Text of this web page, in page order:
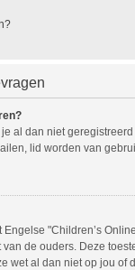
al dan niet
lid worden van
Engelse "Children’s
van de ouders. Deze
wet al dan niet op jou